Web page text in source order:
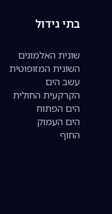
בתי גידול
שונית האלמוגים
השונית המזופוטית
עשב הים
הקרקעית החולית
הים הפתוח
הים העמוק
החוף